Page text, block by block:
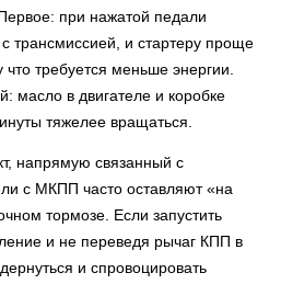
при нажатой педали
трансмиссией, и стартеру проще
требуется меньше энергии.
масло в двигателе и коробке
тяжелее вращаться.
напрямую связанный с
с МКПП часто оставляют «на
тормозе. Если запустить
и не переведя рычаг КПП в
и спровоцировать